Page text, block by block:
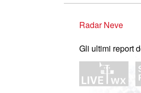
Radar Neve
Gli ultimi report